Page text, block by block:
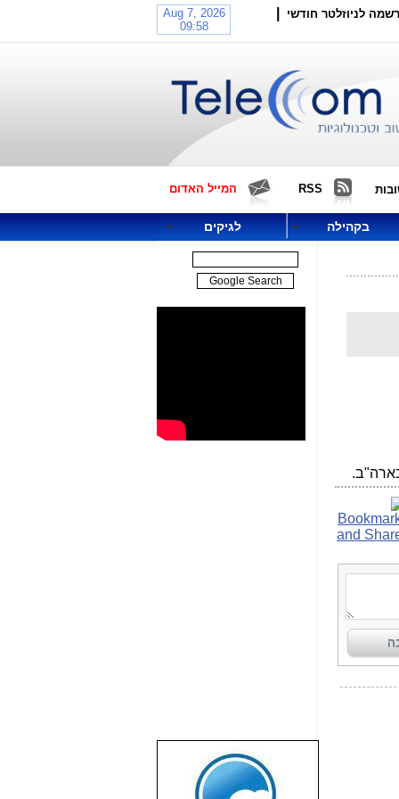
לניוזלטר חודשי
RSS המייל האדום
בקהילה לגיקים
שבוע טוב לכל
הגולשים באשר